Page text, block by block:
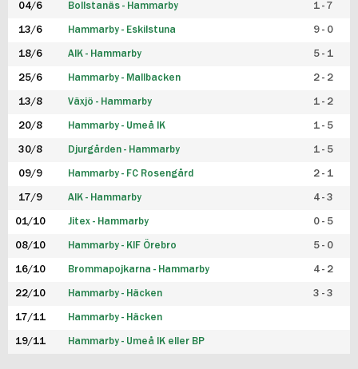
04/6 Bollstanäs - Hammarby 1 - 7
13/6 Hammarby - Eskilstuna 9 - 0
18/6 AIK - Hammarby 5 - 1
25/6 Hammarby - Mallbacken 2 - 2
13/8 Växjö - Hammarby 1 - 2
20/8 Hammarby - Umeå IK 1 - 5
30/8 Djurgården - Hammarby 1 - 5
09/9 Hammarby - FC Rosengård 2 - 1
17/9 AIK - Hammarby 4 - 3
01/10 Jitex - Hammarby 0 - 5
08/10 Hammarby - KIF Örebro 5 - 0
16/10 Brommapojkarna - Hammarby 4 - 2
22/10 Hammarby - Häcken 3 - 3
17/11 Hammarby - Häcken
19/11 Hammarby - Umeå IK eller BP